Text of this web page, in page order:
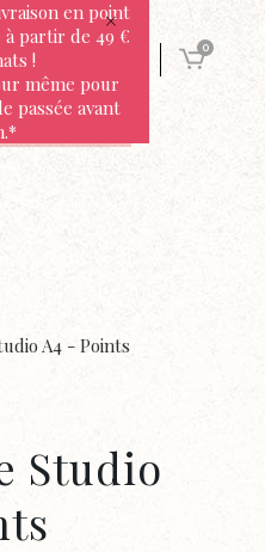
0
Studio
en point
partir de 49 €
!
même pour
passée avant